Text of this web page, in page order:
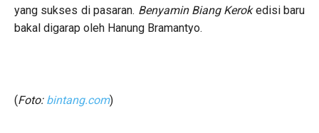
yang sukses di pasaran. Benyamin Biang Kerokedisi baru
bakal digarap oleh Hanung Bramantyo.
(Foto: bintang.com)